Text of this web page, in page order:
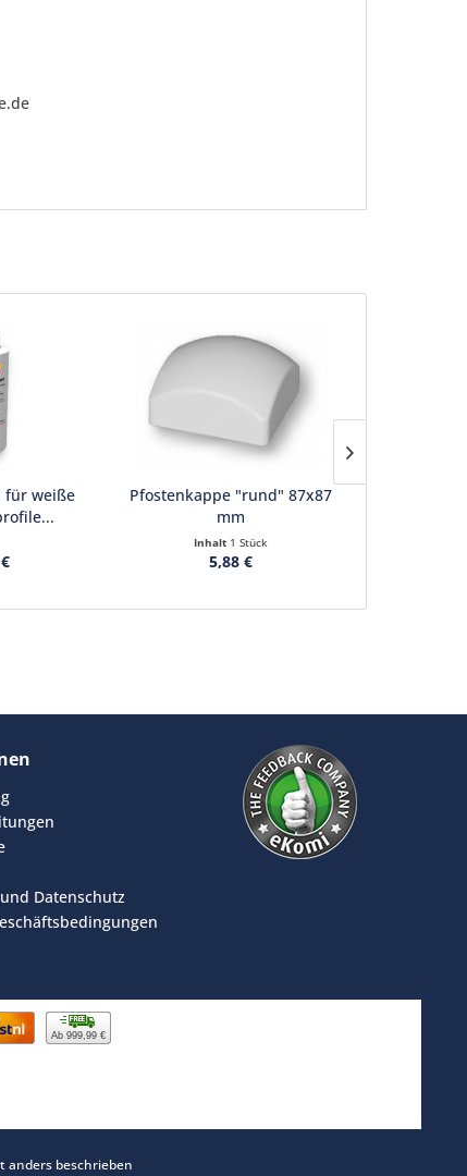
Felder sind Pflichtfelder.
für weiße
Pfostenkappe "rund" 87x87
mm
Inhalt 1 Stück
5,88 €
Datenschutz
Ab 999,99 €
anders beschrieben